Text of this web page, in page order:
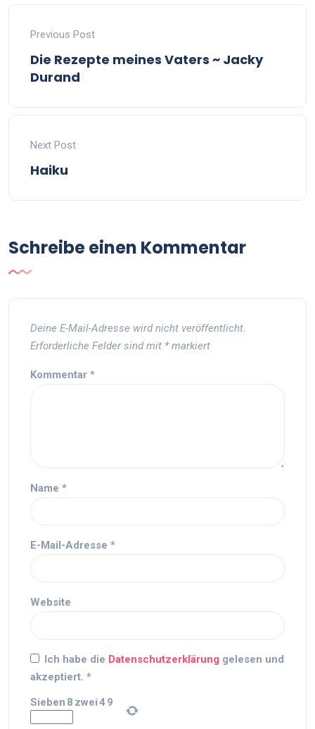
Previous Post
Die Rezepte meines Vaters ~ Jacky
Durand
Next Post
Haiku
Schreibe einen Kommentar
Deine E-Mail-Adresse wird nicht veröffentlicht.
Erforderliche Felder sind mit *markiert
Kommentar *
Name *
E-Mail-Adresse *
Website
Ich habe die Datenschutzerklärung gelesen und
akzeptiert. *
Sieben 8 zwei49